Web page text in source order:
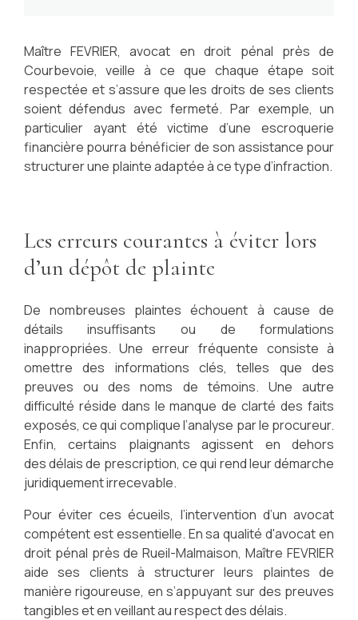
Maître FEVRIER, avocat en droit pénal près de
Courbevoie, veille à ce que chaque étape soit
respectée et s’assure que les droits de ses clients
soient défendus avec fermeté. Par exemple, un
particulier ayant été victime d’une escroquerie
financière pourra bénéficier de son assistance pour
structurer une plainte adaptée à ce type d’infraction.
Les erreurs courantes à éviter lors
d’un dépôt de plainte
De nombreuses plaintes échouent à cause de
détails insuffisants ou de formulations
inappropriées. Une erreur fréquente consiste à
omettre des informations clés, telles que des
preuves ou des noms de témoins. Une autre
difficulté réside dans le manque de clarté des faits
exposés, ce qui complique l’analyse par le procureur.
Enfin, certains plaignants agissent en dehors
des délais de prescription, ce qui rend leur démarche
juridiquement irrecevable.
Pour éviter ces écueils, l’intervention d’un avocat
compétent est essentielle. En sa qualité d'avocat en
droit pénal près de Rueil-Malmaison, Maître FEVRIER
aide ses clients à structurer leurs plaintes de
manière rigoureuse, en s’appuyant sur des preuves
tangibles et en veillant au respect des délais.